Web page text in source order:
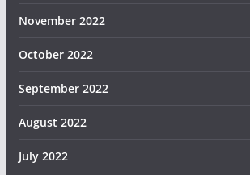
November 2022
October 2022
September 2022
August 2022
July 2022